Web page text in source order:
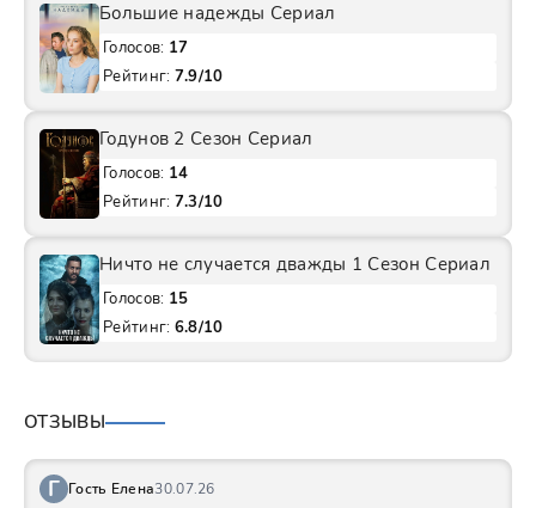
Большие надежды Сериал
Голосов: 17
Рейтинг: 7.9/10
Годунов 2 Сезон Сериал
Голосов: 14
Рейтинг: 7.3/10
Ничто не случается дважды 1 Сезон Сериал
Голосов: 15
Рейтинг: 6.8/10
ОТЗЫВЫ
Г Гость Елена30.07.26